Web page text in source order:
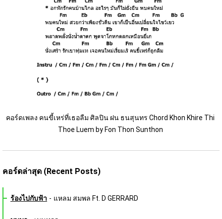
คอร์ดเพลง คนขี้เหร่ที่เธอลืม ศิลปิน ฝน ธนสุนทร Chord Khon Khire Thi
Thoe Luem by Fon Thon Sunthon
คอร์ดล่าสุด (Recent Posts)
ร้องไปกับฟ้า - แหลม สมพล Ft. D GERRARD